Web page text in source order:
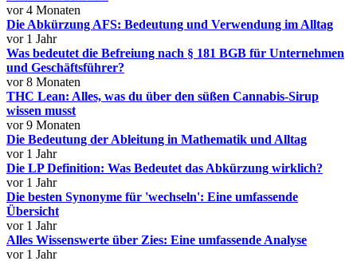
vor 4 Monaten
Die Abkürzung AFS: Bedeutung und Verwendung im Alltag
vor 1 Jahr
Was bedeutet die Befreiung nach § 181 BGB für Unternehmen
und Geschäftsführer?
vor 8 Monaten
THC Lean: Alles, was du über den süßen Cannabis-Sirup
wissen musst
vor 9 Monaten
Die Bedeutung der Ableitung in Mathematik und Alltag
vor 1 Jahr
Die LP Definition: Was Bedeutet das Abkürzung wirklich?
vor 1 Jahr
Die besten Synonyme für 'wechseln': Eine umfassende
Übersicht
vor 1 Jahr
Alles Wissenswerte über Zies: Eine umfassende Analyse
vor 1 Jahr